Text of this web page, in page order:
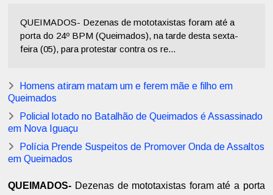
QUEIMADOS- Dezenas de mototaxistas foram até a
porta do 24º BPM (Queimados), na tarde desta sexta-
feira (05), para protestar contra os re...
Homens atiram matam um e ferem mãe e filho em
Queimados
Policial lotado no Batalhão de Queimados é Assassinado
em Nova Iguaçu
Polícia Prende Suspeitos de Promover Onda de Assaltos
em Queimados
QUEIMADOS- Dezenas de mototaxistas foram até a porta